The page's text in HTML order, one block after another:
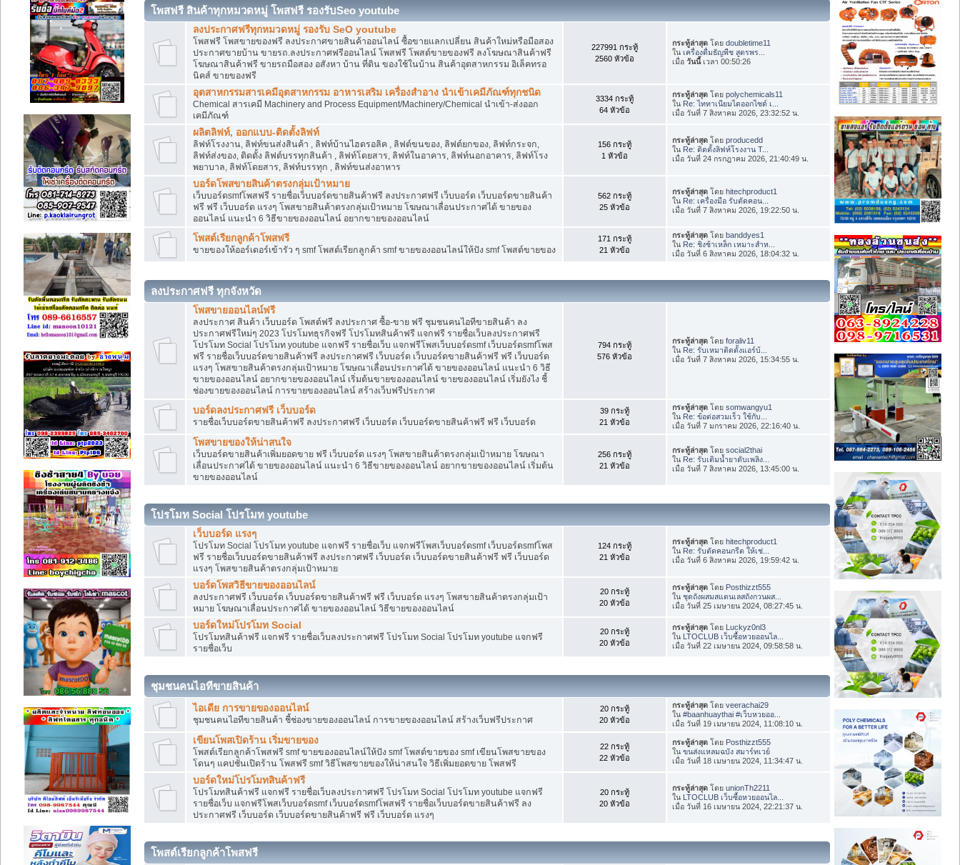
โพสฟรี สินค้าทุกหมวดหมู่ โพสฟรี รองรับSeo youtube
ลงประกาศฟรีทุกหมวดหมู่ รองรับ SeO youtube
โพสฟรี โพสขายของฟรี ลงประกาศขายสินค้าออนไลน์ ซื้อขายแลกเปลี่ยน สินค้าใหม่หรือมือสอง
ประกาศขายบ้าน ขายรถ.ลงประกาศฟรีออนไลน์ โพสฟรี โพสต์ขายของฟรี ลงโฆษณาสินค้าฟรี
โฆษณาสินค้าฟรี ขายรถมือสอง อสังหา บ้าน ที่ดิน ของใช้ในบ้าน สินค้าอุตสาหกรรม อิเล็คทรอ
นิคส์ ขายของฟรี
227991 กระทู้
2560 หัวข้อ
กระทู้ล่าสุด โดยdoubletime11
ในเครื่องดื่มธัญพืช สูตรพร...
เมื่อวันนี้เวลา 00:50:26
อุตสาหกรรมสารเคมีอุตสาหกรรม อาหารเสริม เครื่องสำอาง นำเข้าเคมีภัณฑ์ทุกชนิด
Chemical สารเคมี Machinery and Process Equipment/Machinery/Chemical นำเข้า-ส่งออก
เคมีภัณฑ์
3334 กระทู้
64 หัวข้อ
กระทู้ล่าสุด โดยpolychemicals11
ใน Re: ไททาเนียมไดออกไซด์ เ...
เมื่อ วันที่ 7 สิงหาคม 2026, 23:32:52 น.
ผลิตลิฟท์, ออกแบบ-ติดตั้งลิฟท์
ลิฟท์โรงงาน, ลิฟท์ขนส่งสินค้า , ลิฟท์บ้านไฮดรอลิค , ลิฟต์ขนของ, ลิฟต์ยกของ, ลิฟท์กระจก,
ลิฟท์ส่งของ, ติดตั้ง ลิฟต์บรรทุกสินค้า , ลิฟท์โดยสาร, ลิฟท์ในอาคาร, ลิฟท์นอกอาคาร, ลิฟท์โรง
พยาบาล, ลิฟท์โดยสาร, ลิฟท์บรรทุก , ลิฟท์ขนส่งอาหาร
156 กระทู้
1 หัวข้อ
กระทู้ล่าสุด โดยproducedd
ใน Re: ติดตั้งลิฟท์โรงงาน T...
เมื่อ วันที่ 24 กรกฎาคม 2026, 21:40:49 น.
บอร์ดโพสขายสินค้าตรงกลุ่มเป้าหมาย
เว็บบอร์ดsmfโพสฟรี รายชื่อเว็บบอร์ดขายสินค้าฟรี ลงประกาศฟรี เว็บบอร์ด เว็บบอร์ดขายสินค้า
ฟรี ฟรี เว็บบอร์ด แรงๆ โพสขายสินค้าตรงกลุ่มเป้าหมาย โฆษณาเลื่อนประกาศได้ ขายของ
ออนไลน์ แนะนำ 6 วิธีขายของออนไลน์ อยากขายของออนไลน์
562 กระทู้
25 หัวข้อ
กระทู้ล่าสุด โดยhitechproduct1
ใน Re: เครื่องมือ รับตัดคอน...
เมื่อ วันที่ 7 สิงหาคม 2026, 19:22:50 น.
โพสต์เรียกลูกค้าโพสฟรี
ขายของให้ออร์เดอร์เข้ารัว ๆ smf โพสต์เรียกลูกค้า smf ขายของออนไลน์ให้ปัง smf โพสต์ขายของ
171 กระทู้
21 หัวข้อ
กระทู้ล่าสุด โดยbanddyes1
ใน Re: ชิงช้าเหล็ก เหมาะสำห...
เมื่อ วันที่ 6 สิงหาคม 2026, 18:04:32 น.
ลงประกาศฟรี ทุกจังหวัด
โพสขายออนไลน์ฟรี
ลงประกาศ สินค้า เว็บบอร์ด โพสต์ฟรี ลงประกาศ ซื้อ-ขาย ฟรี ชุมชนคนไอทีขายสินค้า ลง
ประกาศฟรีใหม่ๆ 2023 โปรโมทธุรกิจฟรี โปรโมทสินค้าฟรี แจกฟรี รายชื่อเว็บลงประกาศฟรี
โปรโมท Social โปรโมท youtube แจกฟรี รายชื่อเว็บ แจกฟรีโพสเว็บบอร์ดsmf เว็บบอร์ดsmfโพส
ฟรี รายชื่อเว็บบอร์ดขายสินค้าฟรี ลงประกาศฟรี เว็บบอร์ด เว็บบอร์ดขายสินค้าฟรี ฟรี เว็บบอร์ด
แรงๆ โพสขายสินค้าตรงกลุ่มเป้าหมาย โฆษณาเลื่อนประกาศได้ ขายของออนไลน์ แนะนำ 6 วิธี
ขายของออนไลน์ อยากขายของออนไลน์ เริ่มต้นขายของออนไลน์ ขายของออนไลน์ เริ่มยังไง ชี้
ช่องขายของออนไลน์ การขายของออนไลน์ สร้างเว็บฟรีประกาศ
794 กระทู้
576 หัวข้อ
กระทู้ล่าสุด โดยforaliv11
ใน Re: รับเหมาติดตั้งแอร์บ้...
เมื่อ วันที่ 7 สิงหาคม 2026, 15:34:55 น.
บอร์ดลงประกาศฟรี เว็บบอร์ด
รายชื่อเว็บบอร์ดขายสินค้าฟรี ลงประกาศฟรี เว็บบอร์ด เว็บบอร์ดขายสินค้าฟรี ฟรี เว็บบอร์ด
39 กระทู้
21 หัวข้อ
กระทู้ล่าสุด โดยsomwangyu1
ใน Re: ข้อต่อสวมเร็ว ใช้กับ...
เมื่อ วันที่ 7 มกราคม 2026, 22:16:40 น.
โพสขายของให้น่าสนใจ
เว็บบอร์ดขายสินค้าเพิ่มยอดขาย ฟรี เว็บบอร์ด แรงๆ โพสขายสินค้าตรงกลุ่มเป้าหมาย โฆษณา
เลื่อนประกาศได้ ขายของออนไลน์ แนะนำ 6 วิธีขายของออนไลน์ อยากขายของออนไลน์ เริ่มต้น
ขายของออนไลน์
256 กระทู้
21 หัวข้อ
กระทู้ล่าสุด โดยsocial2thai
ใน Re: รับเติมน้ำยาดับเพลิง...
เมื่อ วันที่ 7 สิงหาคม 2026, 13:45:00 น.
โปรโมท Social โปรโมท youtube
เว็บบอร์ด แรงๆ
โปรโมท Social โปรโมท youtube แจกฟรี รายชื่อเว็บ แจกฟรีโพสเว็บบอร์ดsmf เว็บบอร์ดsmfโพส
ฟรี รายชื่อเว็บบอร์ดขายสินค้าฟรี ลงประกาศฟรี เว็บบอร์ด เว็บบอร์ดขายสินค้าฟรี ฟรี เว็บบอร์ด
แรงๆ โพสขายสินค้าตรงกลุ่มเป้าหมาย
124 กระทู้
21 หัวข้อ
กระทู้ล่าสุด โดยhitechproduct1
ใน Re: รับตัดคอนกรีต ให้เช่...
เมื่อ วันที่ 6 สิงหาคม 2026, 19:59:42 น.
บอร์ดโพสวิธีขายของออนไลน์
ลงประกาศฟรี เว็บบอร์ด เว็บบอร์ดขายสินค้าฟรี ฟรี เว็บบอร์ด แรงๆ โพสขายสินค้าตรงกลุ่มเป้า
หมาย โฆษณาเลื่อนประกาศได้ ขายของออนไลน์ วิธีขายของออนไลน์
20 กระทู้
20 หัวข้อ
กระทู้ล่าสุด โดย Posthizzt555
ในชุดถังผสมสแตนเลสถังกวนผส...
เมื่อ วันที่ 25 เมษายน 2024, 08:27:45 น.
บอร์ดใหม่โปรโมท Social
โปรโมทสินค้าฟรี แจกฟรี รายชื่อเว็บลงประกาศฟรี โปรโมท Social โปรโมท youtube แจกฟรี
รายชื่อเว็บ
20 กระทู้
20 หัวข้อ
กระทู้ล่าสุด โดย Luckyz0nl3
ใน LTOCLUB เว็บซื้อหวยออนไล...
เมื่อ วันที่ 22 เมษายน 2024, 09:58:58 น.
ชุมชนคนไอทีขายสินค้า
ไอเดีย การขายของออนไลน์
ชุมชนคนไอทีขายสินค้า ชี้ช่องขายของออนไลน์ การขายของออนไลน์ สร้างเว็บฟรีประกาศ
20 กระทู้
20 หัวข้อ
กระทู้ล่าสุด โดยveerachai29
ใน#baanhuaythai #เว็บหวยออ...
เมื่อ วันที่ 19 เมษายน 2024, 11:08:10 น.
เขียนโพสเปิดร้าน เริ่มขายของ
โพสต์เรียกลูกค้าโพสฟรี smf ขายของออนไลน์ให้ปัง smf โพสต์ขายของ smf เขียนโพสขายของ
โดนๆ แคปชั่นเปิดร้าน โพสฟรี smf วิธีโพสขายของให้น่าสนใจ วิธีเพิ่มยอดขาย โพสฟรี
22 กระทู้
22 หัวข้อ
กระทู้ล่าสุด โดย Posthizzt555
ในขนส่งแหลมฉบัง สมาร์ทเวย์
เมื่อ วันที่ 18 เมษายน 2024, 11:34:47 น.
บอร์ดใหม่โปรโมทสินค้าฟรี
โปรโมทสินค้าฟรี แจกฟรี รายชื่อเว็บลงประกาศฟรี โปรโมท Social โปรโมท youtube แจกฟรี
รายชื่อเว็บ แจกฟรีโพสเว็บบอร์ดsmf เว็บบอร์ดsmfโพสฟรี รายชื่อเว็บบอร์ดขายสินค้าฟรี ลง
ประกาศฟรี เว็บบอร์ด เว็บบอร์ดขายสินค้าฟรี ฟรี เว็บบอร์ด แรงๆ
20 กระทู้
20 หัวข้อ
กระทู้ล่าสุด โดยunionTh2211
ใน LTOCLUB เว็บซื้อหวยออนไล...
เมื่อ วันที่ 16 เมษายน 2024, 22:21:37 น.
โพสต์เรียกลูกค้าโพสฟรี